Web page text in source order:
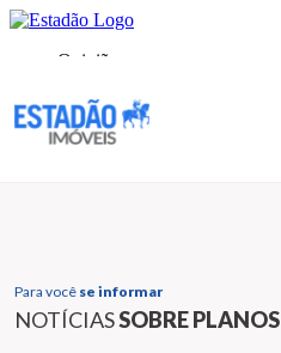
Para você se informar
NOTÍCIASSOBRE PLANOS